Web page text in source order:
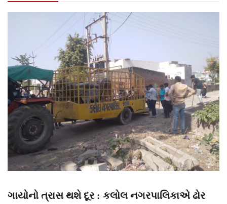
ગાયોનો ત્રાસ થશે દૂર : કલોલ નગરપાલિકાએ ઢોર